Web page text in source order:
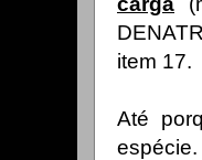
item 17.
Até